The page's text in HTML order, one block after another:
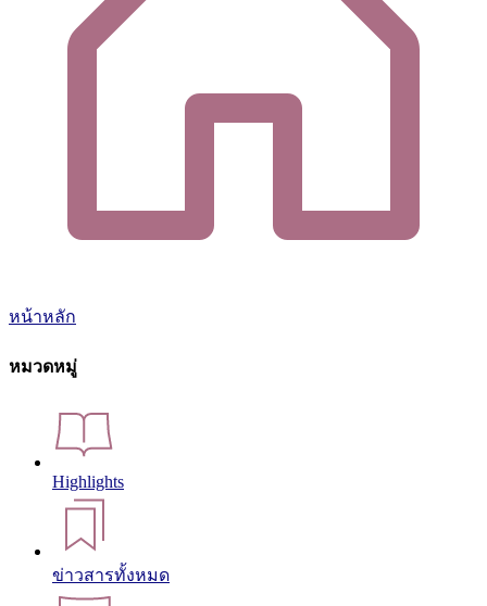
หน้าหลัก
หมวดหมู่
Highlights
ข่าวสารทั้งหมด